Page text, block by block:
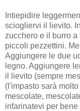
Intiepidire
sciogliervi il lievito.
zucchero e il burro
piccoli pezzettini.
Aggiungere le due
legno. Aggiungere
il lievito (sempre
(l'impasto sarà
mescolate,
infarinatevi per